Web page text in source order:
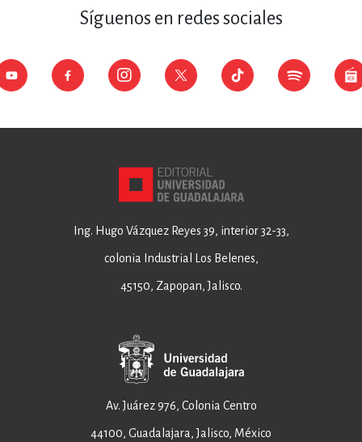
Síguenos en redes sociales
Ing. Hugo Vázquez Reyes 39, interior 32-33,
colonia Industrial Los Belenes,
45150, Zapopan, Jalisco.
Av. Juárez 976, Colonia Centro
44100, Guadalajara, Jalisco, México